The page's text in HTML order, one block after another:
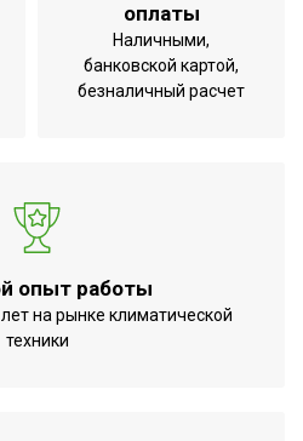
оплаты
Наличными,
банковской картой,
безналичный расчет
опыт работы
на рынке климатической
техники